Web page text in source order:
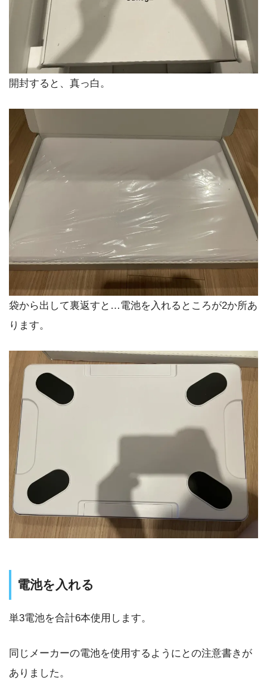
開封すると、真っ白。
袋から出して裏返すと…電池を入れるところが2か所あ
ります。
電池を入れる
単3電池を合計6本使用します。
同じメーカーの電池を使用するようにとの注意書きが
ありました。